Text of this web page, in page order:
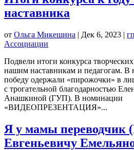
наставника
от Ольга Микешина | Дек 6, 2023 |
Ассоциации
Подвели итоги конкурса
нашим наставникам и педагогам.
победу одержали «пирожочки» в
с трогательной благодарностью
Анашкиной (ГУП). В номинации
«ВИДЕОПРЕЗЕНТАЦИЯ»...
Я у мамы переводчик
Евгеньевичу